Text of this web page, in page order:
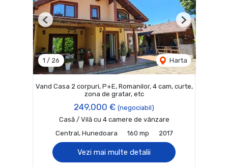
1 / 26 Harta
Previous Next
Vand Casa 2 corpuri, P+E, Romanilor, 4 cam, curte,
zona de gratar, etc
249,000 € (negociabil)
Casă / Vilă cu 4 camere de vânzare
Central, Hunedoara
160 mp 2017
Vezi mai multe detalii